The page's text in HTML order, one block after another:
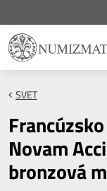
SVET
Novam
bronzová